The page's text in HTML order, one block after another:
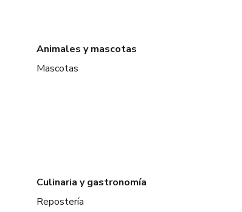
Animales y mascotas
Mascotas
Culinaria y gastronomía
Repostería